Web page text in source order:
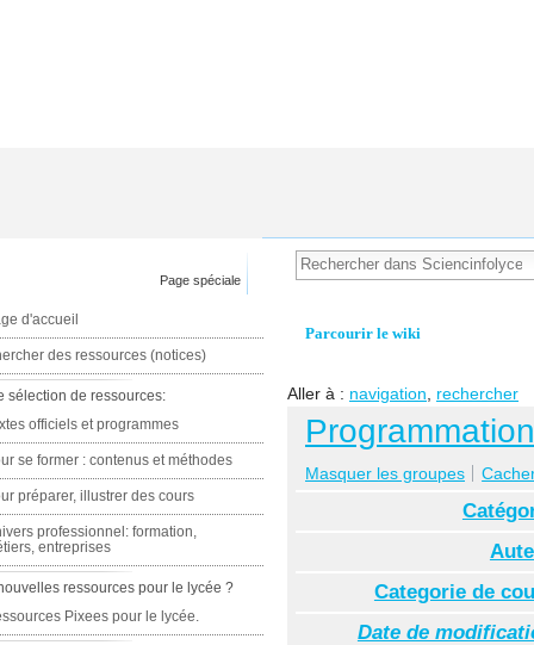
Parcourir le wiki
Aller à : navigation rechercher
Masquer les groupes
Categorie de
Date de
Page spéciale
d'accueil
des ressources (notices)
sélection de ressources:
officiels et programmes
se former : contenus et méthodes
préparer, illustrer des cours
professionnel: formation,
entreprises
ressources pour le lycée ?
Pixees pour le lycée.